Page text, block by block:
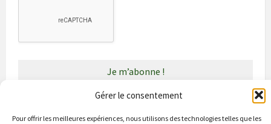
Gérer le consentement
Pour offrir les meilleures expériences, nous utilisons des technologies telles que les